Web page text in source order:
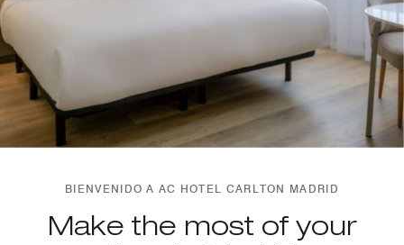
BIENVENIDO A AC HOTEL CARLTON MADRID
Make the most of your